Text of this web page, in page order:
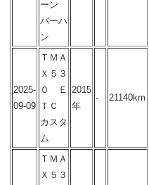
ーン
バーハ
ン
2025-
09-09
ＴＭＡ
Ｘ５３
０ Ｅ
ＴＣ
カスタ
ム
2015
年
- 21140km
ＴＭＡ
Ｘ５３